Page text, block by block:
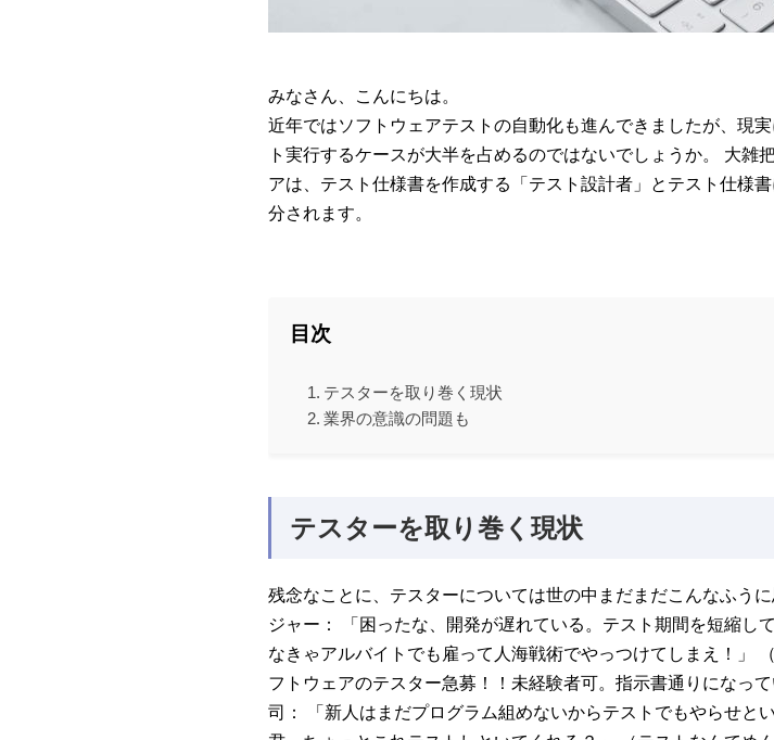
みなさん、こんにちは。
近年ではソフトウェアテストの自動化も進んできましたが、現
ト実行するケースが大半を占めるのではないでしょうか。 大
アは、テスト仕様書を作成する「テスト設計者」とテスト仕様
分されます。
目次
テスターを取り巻く現状
業界の意識の問題も
テスターを取り巻く現状
残念なことに、テスターについては世の中まだまだこんなふう
ジャー： 「困ったな、開発が遅れている。テスト期間を短縮し
なきゃアルバイトでも雇って人海戦術でやっつけてしまえ！」
フトウェアのテスター急募！！未経験者可。指示書通りになっ
司： 「新人はまだプログラム組めないからテストでもやらせと